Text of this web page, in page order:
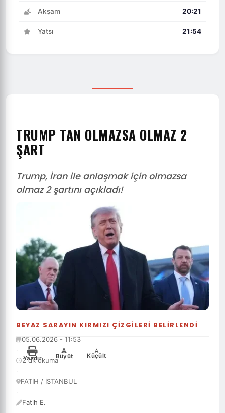
Akşam 20:21
Yatsı 21:54
BEYAZ SARAYIN KIRMIZI ÇIZGILERI BELIRLENDI
TRUMP TAN OLMAZSA OLMAZ 2
ŞART
Trump, İran ile anlaşmak için olmazsa
olmaz 2 şartını açıkladı!
05.06.2026 - 11:53
·
2 dk okuma
·
FATİH / İSTANBUL
·
Fatih E.
Yazdır
+
Büyüt
-
Küçült